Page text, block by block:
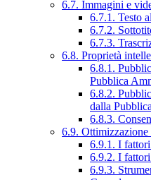
6.7. Immagini e
6.7.1. Testo
6.7.2.
6.7.3.
6.8. Proprietà
6.8.1.
Pubblica
6.8.2.
dalla
6.8.3.
6.9.
6.9.1. I fattori
6.9.2. I fattori
6.9.3.